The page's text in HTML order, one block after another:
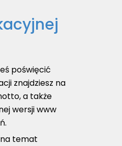
poświęcić
znajdziesz na
a także
wersji www
temat